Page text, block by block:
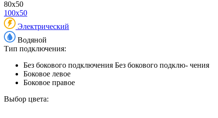
80x50
100x50
Электрический
Водяной
Тип подключения:
Без бокового подключения Без бокового подклю- чения
Боковое левое
Боковое правое
Выбор цвета: